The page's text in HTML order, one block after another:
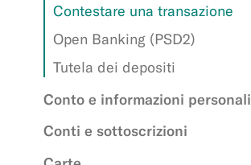
Contestare una transazione
Open Banking (PSD2)
Tutela dei depositi
Conto e informazioni personali
Conti e sottoscrizioni